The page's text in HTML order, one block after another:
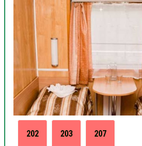
202 203 207